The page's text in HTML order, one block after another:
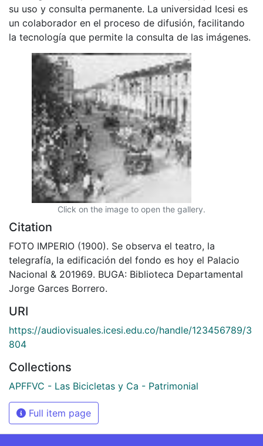
su uso y consulta permanente. La universidad Icesi es
un colaborador en el proceso de difusión, facilitando
la tecnología que permite la consulta de las imágenes.
Click on the image to open the gallery.
Citation
FOTO IMPERIO (1900). Se observa el teatro, la
telegrafía, la edificación del fondo es hoy el Palacio
Nacional & 201969. BUGA: Biblioteca Departamental
Jorge Garces Borrero.
URI
https://audiovisuales.icesi.edu.co/handle/123456789/3
804
Collections
APFFVC - Las Bicicletas y Ca - Patrimonial
Full item page